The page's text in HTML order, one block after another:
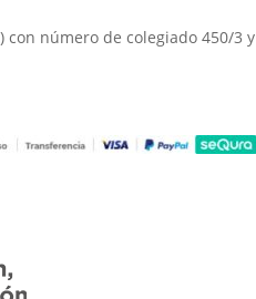
con número de colegiado 450/3 y